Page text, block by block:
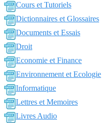
Cours et Tutoriels
Dictionnaires et Glossaires
Documents et Essais
Droit
Economie et Finance
Environnement et Ecologie
Informatique
Lettres et Memoires
Livres Audio